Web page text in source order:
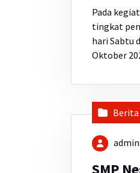
Pada
tingkat
hari Sabtu
Oktober
Berita
SMP